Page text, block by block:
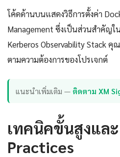
โค้ดด้านบนแสดงวิธีการตั้งค่า
Management ซึ่งเป็นส่วนสำคัญใ
Kerberos Observability Stack
ตามความต้องการของโปรเจกต์
แนะนำเพิ่มเติม — ติดตาม XM
เทคนิคขั้นสูงแล
Practices